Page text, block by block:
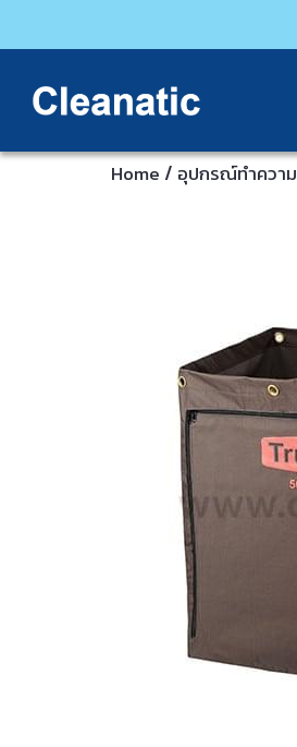
Home / อุปกรณ์ทําควา